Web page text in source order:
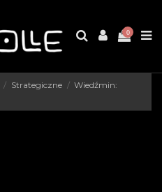
0
Strategiczne
Wiedźmin: